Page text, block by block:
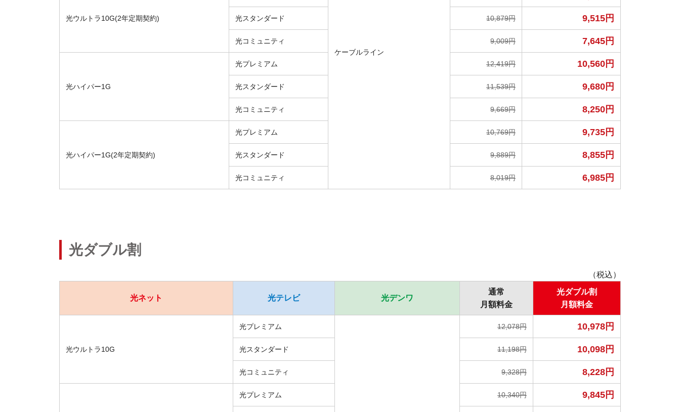
ケーブルライン
光ウルトラ10G(2年定期契約) 光スタンダード 10,879円 9,515円
光コミュニティ 9,009円 7,645円
光ハイパー1G
光プレミアム 12,419円 10,560円
光スタンダード 11,539円 9,680円
光コミュニティ 9,669円 8,250円
光ハイパー1G(2年定期契約)
光プレミアム 10,769円 9,735円
光スタンダード 9,889円 8,855円
光コミュニティ 8,019円 6,985円
光ダブル割
（税込）
光ネット 光テレビ 光デンワ
通常
月額料金
光ダブル割
月額料金
光ウルトラ10G
光プレミアム 12,078円 10,978円
光スタンダード 11,198円 10,098円
光コミュニティ 9,328円 8,228円
光プレミアム 10,340円 9,845円